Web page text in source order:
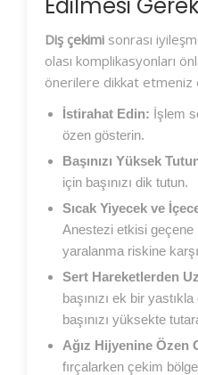
Diş çekimi sonrası
olası komplikasyonları
önerilere dikkat etmeniz
İstirahat Edin: İşlem
özen gösterin.
Başınızı Yüksek
için başınızı dik tutun.
Sıcak Yiyecek ve
Anestezi etkisi geçene
yaralanma riskine
Sert Hareketlerden
başınızı ek bir
başınızı yüksekte
Ağız Hijyenine Özen
fırçalarken çekim